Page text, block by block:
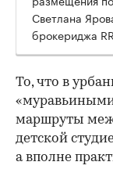
Светлана
брокериджа
То, что в
маршруты
детской
а вполне